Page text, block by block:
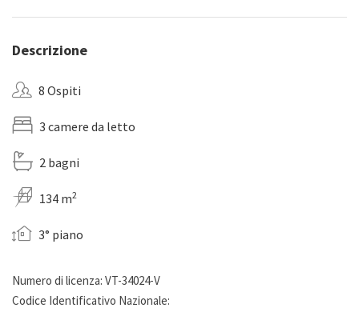
Descrizione
8 Ospiti
3 camere da letto
2 bagni
134 m2
3° piano
Numero di licenza: VT-34024-V
Codice Identificativo Nazionale: